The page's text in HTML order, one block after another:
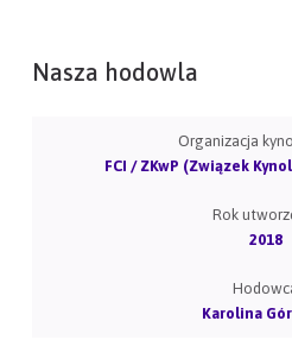
Nasza hodowla
Organizacja
FCI / ZKwP (Związek
Rok
2018
Karolina